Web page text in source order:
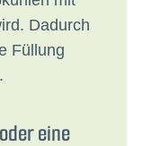
Dadurch
Füllung
eine